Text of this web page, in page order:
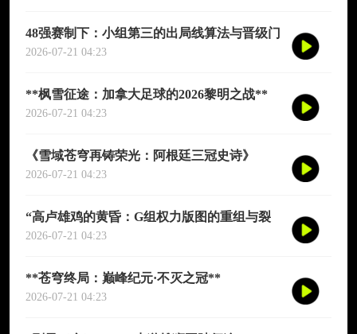
48强赛制下：小组第三的出局线算法与晋级门
槛推演
2026-07-21 04:23
**枫雪征途：加拿大足球的2026黎明之战**
2026-07-21 04:23
《雪域苍穹再铸荣光：阿根廷三冠史诗》
2026-07-21 04:23
“高卢雄鸡的黄昏：G组权力版图的重组与裂
变”
2026-07-21 04:23
**苍穹终局：巅峰纪元·不灭之冠**
2026-07-21 04:23